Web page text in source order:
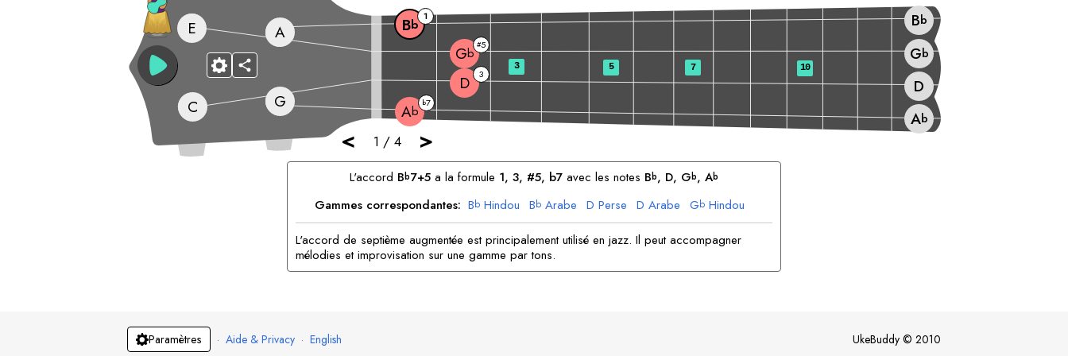
< 1 / 4 >
G Ab
b7
Ab
C
D 3
D
E
Gb
#5 Gb
A Bb 1 Bb
3 5 7 10
L'accord Bb7+5 a la formule 1, 3, #5, b7 avec les notes Bb, D, Gb, Ab
Gammes correspondantes: Bb Hindou Bb Arabe D Perse D Arabe Gb Hindou
G Arabe A Arabe A Bohémien
L'accord de septième augmentée est principalement utilisé en jazz. Il peut accompagner
mélodies et improvisation sur une gamme par tons.
Paramètres · Aide & Privacy · English UkeBuddy © 2010